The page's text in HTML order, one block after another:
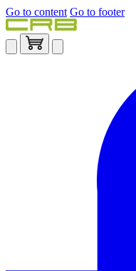
Go to content Go to footer